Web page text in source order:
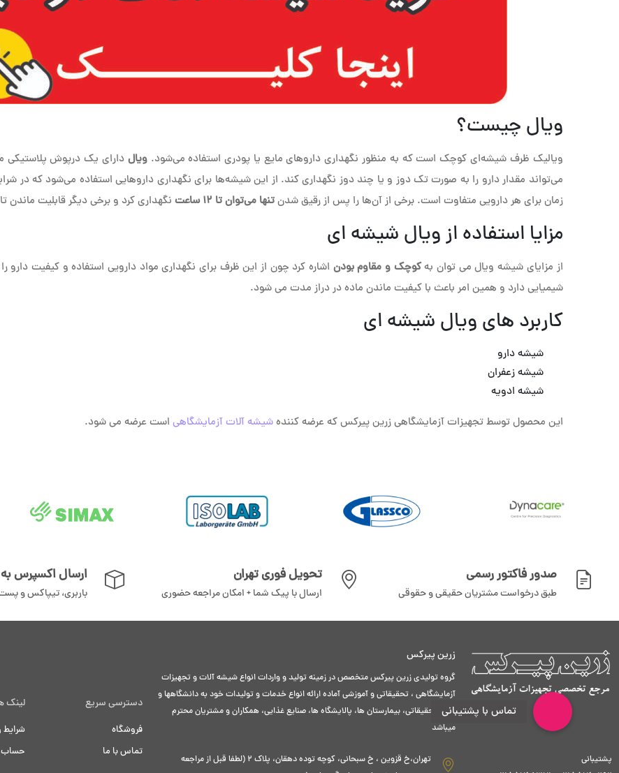
ویال چیست؟
ویالیک ظرف شیشه‌ای کوچک است که به منظور نگهداری داروهای مایع یا پودری استفاده می‌شود.ویال دارای یک درپوش
می‌تواند مقدار دارو را به صورت تک دوز و یا چند دوز نگهداری کند. از این شیشه‌ها برای نگهداری داروهایی استفاده می‌شود که
زمان برای هر دارویی متفاوت است. برخی از آن‌ها را پس از رقیق شدنتنها می‌توان تا ۱۲ ساعت نگهداری کرد و برخی دیگر قابلیت ماندن تا ۷۲ ساعت را نیز هم دارند.
مزایا استفاده از ویال شیشه ای
از مزایای شیشه ویال می توان بهکوچک و مقاوم بودن اشاره کرد چون از این ظرف برای نگهداری مواد دارویی استفاده و کیفیت
شیمیایی دارد و همین امر باعث با کیفیت ماندن ماده در دراز مدت می شود.
کاربرد های ویال شیشه ای
شیشه دارو
شیشه زعفران
شیشه ادویه
این محصول توسط تجهیزات آزمایشگاهی زرین پیرکس که عرضه کنندهشیشه آلات آزمایشگاهی است عرضه می شود.
صدور فاکتور رسمی
طبق درخواست مشتریان حقیقی و حقوقی
تحویل فوری تهران
ارسال با پیک شما + امکان مراجعه حضوری
ارسال اکسپرس به
باربری، تیپاکس و
زرین پیرکس
گروه تولیدی زرین پیرکس متخصص در زمینه تولید و واردات انواع شیشه آلات و تجهیزات
آزمایشگاهی ، تحقیقاتی و آموزشی آماده ارائه انواع خدمات و تولیدات خود به دانشگاهها و
مراکز تحقیقاتی، بیمارستان ها، پالایشگاه ها، صنایع غذایی، همکاران و مشتریان محترم
میباشد
پشتیبانی
تهران،خ قزوین ، خ سبحانی، کوچه توده دهقان، پلاک ۲ (لطفا قبل از مراجعه
دسترسی سریع
فروشگاه
تماس با ما
لینک
شرایط
حساب